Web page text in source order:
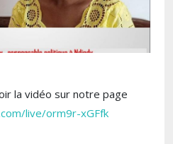
la vidéo sur notre page
live/orm9r-xGFfk